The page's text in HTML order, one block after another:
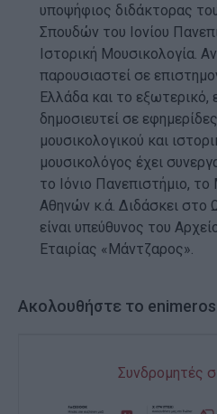
υποψήφιος διδάκτορας
Σπουδών του Ιονίου
Ιστορική Μουσικολογία.
παρουσιαστεί σε
Ελλάδα και το εξωτερικό,
δημοσιευτεί σε
μουσικολογικού και
μουσικολόγος έχει
το Ιόνιο Πανεπιστήμιο,
Αθηνών κ.ά. Διδάσκει στο
είναι υπεύθυνος του
Εταιρίας «Μάντζαρος».
Ακολουθήστε το
Συνδρομητές